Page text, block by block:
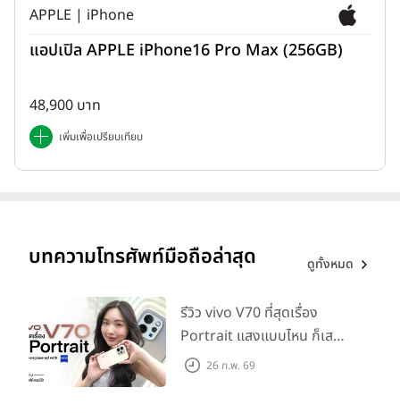
ด้านบนของตัวเครื่อง มีลำโพงเสียง, ไมค์ตัดเสียง และพอร์ต IR
(Infrared)
APPLE | iPhone
แอปเปิล APPLE iPhone16 Pro Max (256GB)
48,900 บาท
เพิ่มเพื่อเปรียบเทียบ
บทความโทรศัพท์มือถือล่าสุด ดูทั้งหมด
รีวิว vivo V70 ที่สุดเรื่อง
Portrait แสงแบบไหน ก็เส
กช็อตให้สวยได้!
26 ก.พ. 69